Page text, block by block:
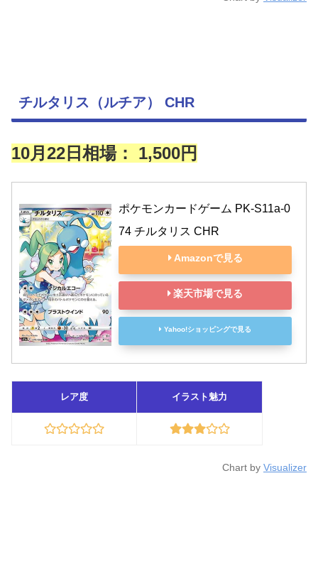
チルタリス（ルチア） CHR
10月22日相場： 1,500円
ポケモンカードゲーム PK-S11a-0
74 チルタリス CHR
Amazonで見る
楽天市場で見る
Yahoo!ショッピングで見る
レア度 イラスト魅力
Chart by Visualizer